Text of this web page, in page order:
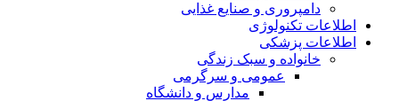
دامپروری و صنایع غذایی
اطلاعات تکنولوژی
اطلاعات پزشکی
خانواده و سبک زندگی
عمومی و سرگرمی
مدارس و دانشگاه